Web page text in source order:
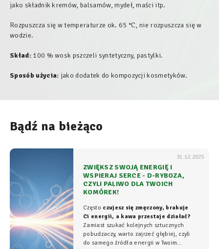
jako składnik kremów, balsamów, mydeł, maści itp.
Rozpuszcza się w temperaturze ok. 65 °C, nie rozpuszcza się w
wodzie.
Skład:100 % wosk pszczeli syntetyczny, pastylki.
Sposób użycia: jako dodatek do kompozycji kosmetyków.
Bądź na bieżąco
31.12.2025
ZWIĘKSZ SWOJĄ ENERGIĘ I
WSPIERAJ SERCE - D-RYBOZA,
CZYLI PALIWO DLA TWOICH
KOMÓREK!
Często czujesz się zmęczony, brakuje
Ci energii, a kawa przestaje działać?
Zamiast szukać kolejnych sztucznych
pobudzaczy, warto zajrzeć głębiej, czyli
do samego źródła energii w Twoim